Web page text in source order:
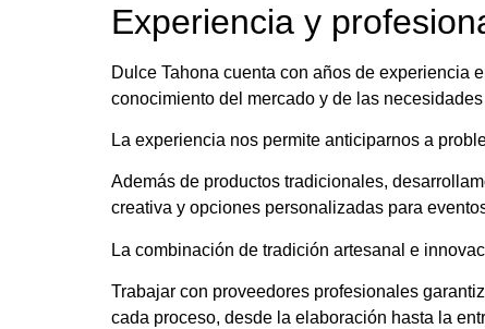
Experiencia y
Dulce Tahona cuenta con años de experiencia
conocimiento del mercado y de las
La experiencia nos permite anticiparnos a
Además de productos tradicionales,
creativa y opciones personalizadas para
La combinación de tradición artesanal e
Trabajar con proveedores profesionales
cada proceso, desde la elaboración hasta la